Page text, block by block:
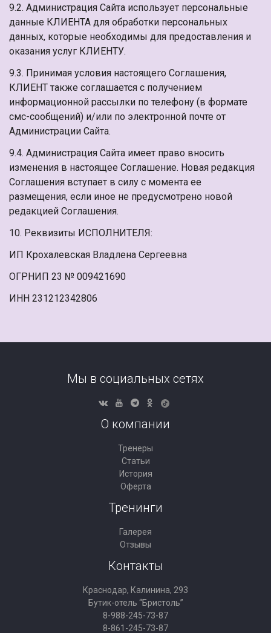
9.2. Администрация Сайта использует персональные
данные КЛИЕНТА для обработки персональных
данных, которые необходимы для предоставления и
оказания услуг КЛИЕНТУ.
9.3. Принимая условия настоящего Соглашения,
КЛИЕНТ также соглашается с получением
информационной рассылки по телефону (в формате
смс-сообщений) и/или по электронной почте от
Администрации Сайта.
9.4. Администрация Сайта имеет право вносить
изменения в настоящее Соглашение. Новая редакция
Соглашения вступает в силу с момента ее
размещения, если иное не предусмотрено новой
редакцией Соглашения.
10. Реквизиты ИСПОЛНИТЕЛЯ:
ИП Крохалевская Владлена Сергеевна
ОГРНИП 23 № 009421690
ИНН 231212342806
Мы в социальных сетях
О компании
Тренеры
Статьи
История
Оферта
Тренинги
Галерея
Отзывы
Контакты
Краснодар, Калинина, 293
Бутик-отель “Бристоль”
8-988-245-73-87
8-861-245-73-87